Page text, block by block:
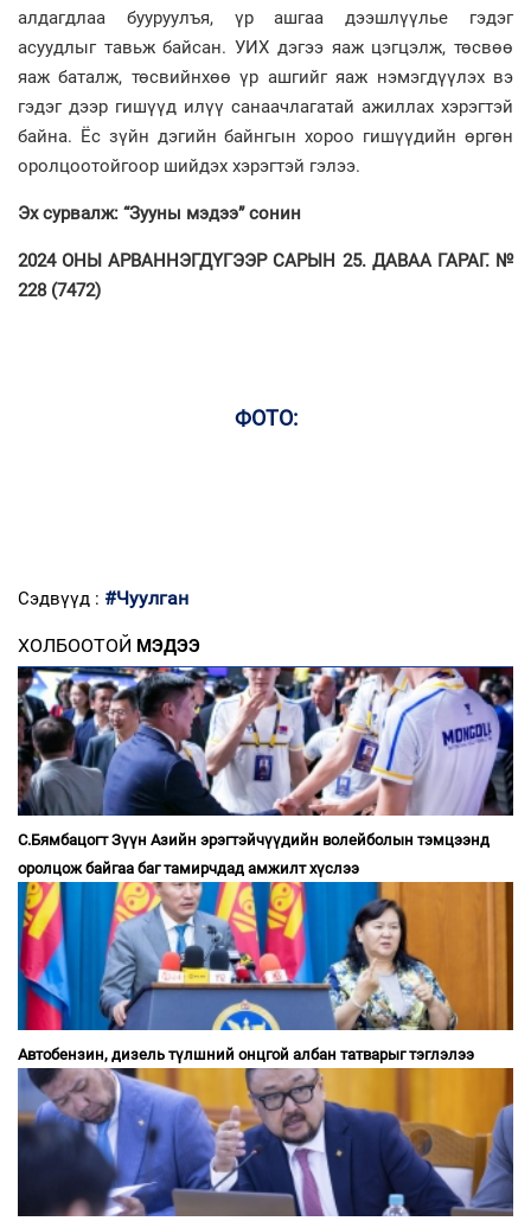
алдагдлаа бууруулъя, үр ашгаа дээшлүүлье гэдэг
асуудлыг тавьж байсан. УИХ дэгээ яаж цэгцэлж, төсвөө
яаж баталж, төсвийнхөө үр ашгийг яаж нэмэгдүүлэх вэ
гэдэг дээр гишүүд илүү санаачлагатай ажиллах хэрэгтэй
байна. Ёс зүйн дэгийн байнгын хороо гишүүдийн өргөн
оролцоотойгоор шийдэх хэрэгтэй гэлээ.
Эх сурвалж: “Зууны мэдээ” сонин
2024 ОНЫ АРВАННЭГДҮГЭЭР САРЫН 25. ДАВАА ГАРАГ. №
228 (7472)
ФОТО:
Сэдвүүд : #Чуулган
ХОЛБООТОЙ МЭДЭЭ
С.Бямбацогт Зүүн Азийн эрэгтэйчүүдийн волейболын тэмцээнд
оролцож байгаа баг тамирчдад амжилт хүслээ
Автобензин, дизель түлшний онцгой албан татварыг тэглэлээ